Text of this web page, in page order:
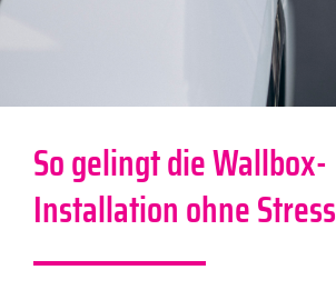
So gelingt die Wallbox-
Installation ohne Stress